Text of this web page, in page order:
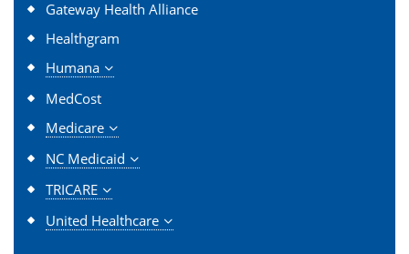
Gateway Health Alliance
Healthgram
Humana
MedCost
Medicare
NC Medicaid
TRICARE
United Healthcare